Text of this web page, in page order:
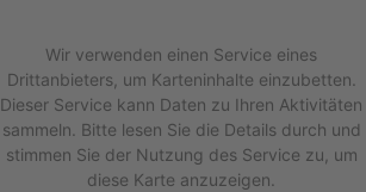
Wir verwenden einen Service eines
Drittanbieters, um Karteninhalte einzubetten.
Dieser Service kann Daten zu Ihren Aktivitäten
sammeln. Bitte lesen Sie die Details durch und
stimmen Sie der Nutzung des Service zu, um
diese Karte anzuzeigen.